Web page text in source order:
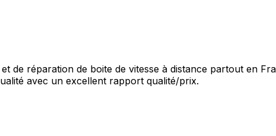
de réparation de boite de vitesse à distance partout en
avec un excellent rapport qualité/prix.